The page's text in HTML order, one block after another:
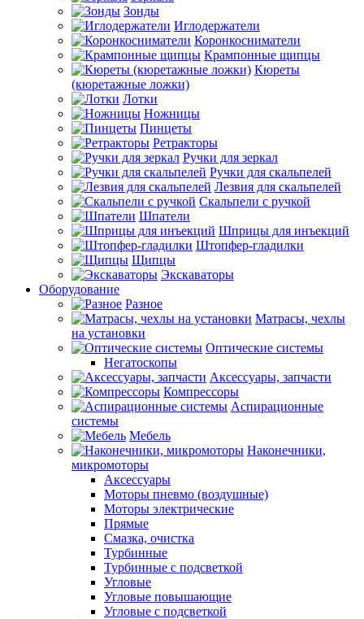
Зонды
Иглодержатели
Коронкосниматели
Крампонные щипцы
Кюреты
(кюретажные ложки)
Лотки
Ножницы
Пинцеты
Ретракторы
Ручки для зеркал
Ручки для скальпелей
Лезвия для скальпелей
Скальпели с ручкой
Шпатели
Шприцы для инъекций
Штопфер-гладилки
Щипцы
Экскаваторы
Оборудование
Разное
Матрасы, чехлы
на установки
Оптические системы
Негатоскопы
Аксессуары, запчасти
Компрессоры
Аспирационные
системы
Мебель
Наконечники,
микромоторы
Аксессуары
Моторы пневмо (воздушные)
Моторы электрические
Прямые
Смазка, очистка
Турбинные
Турбинные с подсветкой
Угловые
Угловые повышающие
Угловые с подсветкой